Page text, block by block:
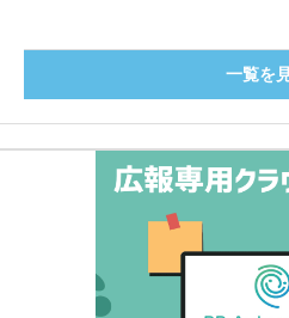
一覧を